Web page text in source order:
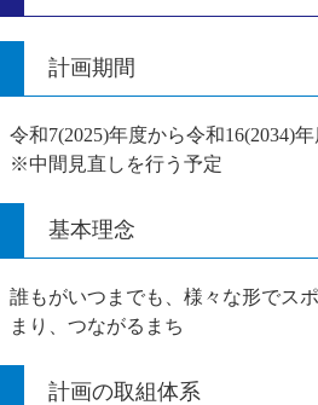
計画期間
令和7(2025)年度から令和16(2034)
※中間見直しを行う予定
基本理念
誰もがいつまでも、様々な形でス
まり、つながるまち
計画の取組体系